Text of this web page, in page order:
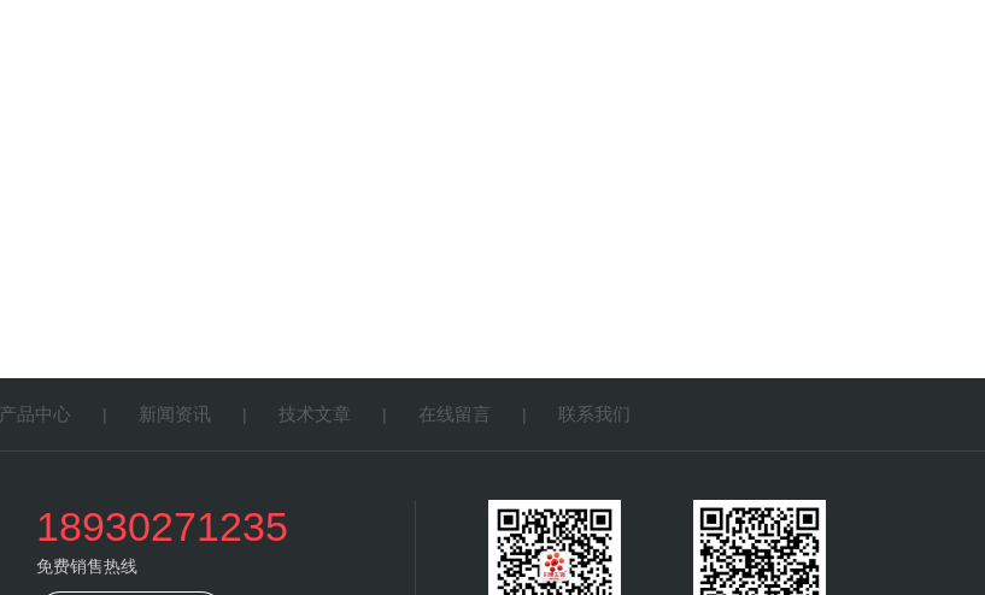
产品中心 | 新闻资讯 | 技术文章 | 在线留言 | 联系我们
18930271235
免费销售热线